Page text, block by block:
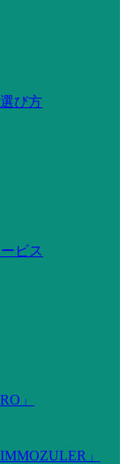
び方
ビス
」
」